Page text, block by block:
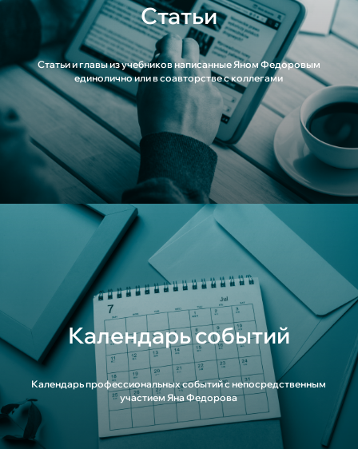
Статьи
Статьи и главы из учебников написанные Яном Федоровым
единолично или в соавторстве с коллегами
Календарь событий
Календарь профессиональных событий с непосредственным
участием Яна Федорова